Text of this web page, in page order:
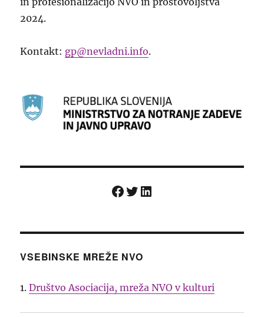
2024.
Kontakt: gp@nevladni.info.
Facebook
Twitter
LinkedIn
VSEBINSKE MREŽE NVO
1.Društvo Asociacija, mreža NVO v kulturi